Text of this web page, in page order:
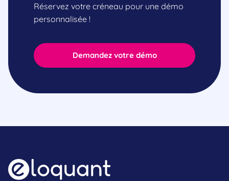
Demandez votre démo
Réservez votre créneau pour une démo
personnalisée !